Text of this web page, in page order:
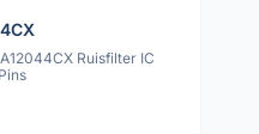
Ruisfilter IC